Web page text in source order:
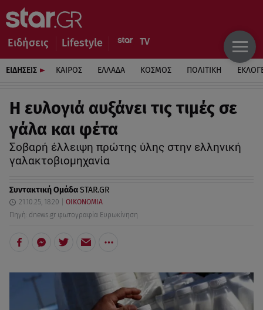
Ειδήσεις Lifestyle
ΕΙΔΗΣΕΙΣ ΚΑΙΡΟΣ ΕΛΛΑΔΑ ΚΟΣΜΟΣ ΠΟΛΙΤΙΚΗ
Η ευλογιά αυξάνει τις τιμές σε
γάλα και φέτα
Σοβαρή έλλειψη πρώτης ύλης στην ελληνική
γαλακτοβιομηχανία
Συντακτική ΟμάδαSTAR.GR
21.10.25, 18:20
ΟΙΚΟΝΟΜΙΑ
Πηγή: dnews.gr φωτογραφία Ευρωκίνηση